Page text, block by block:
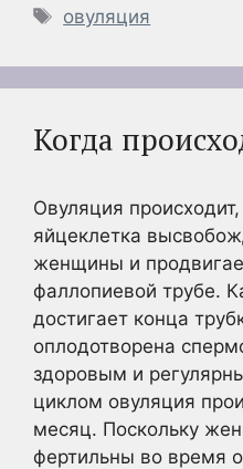
Метки
овуляция
Когда
Овуляция
яйцеклетка
женщины и
фаллопиевой трубе.
достигает конца
оплодотворена
здоровым и
циклом овуляция
месяц. Поскольку
фертильны во время